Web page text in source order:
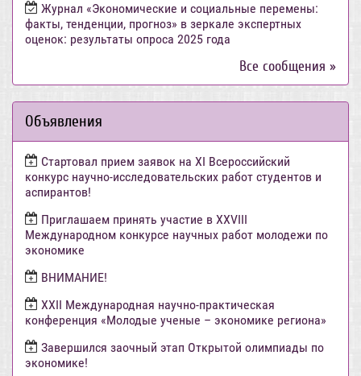
Журнал «Экономические и социальные перемены:
факты, тенденции, прогноз» в зеркале экспертных
оценок: результаты опроса 2025 года
Все сообщения »
Объявления
Стартовал прием заявок на XI Всероссийский
конкурс научно-исследовательских работ студентов и
аспирантов!
Приглашаем принять участие в XXVIII
Международном конкурсе научных работ молодежи по
экономике
ВНИМАНИЕ!
ХХII Международная научно-практическая
конференция «Молодые ученые – экономике региона»
Завершился заочный этап Открытой олимпиады по
экономике!